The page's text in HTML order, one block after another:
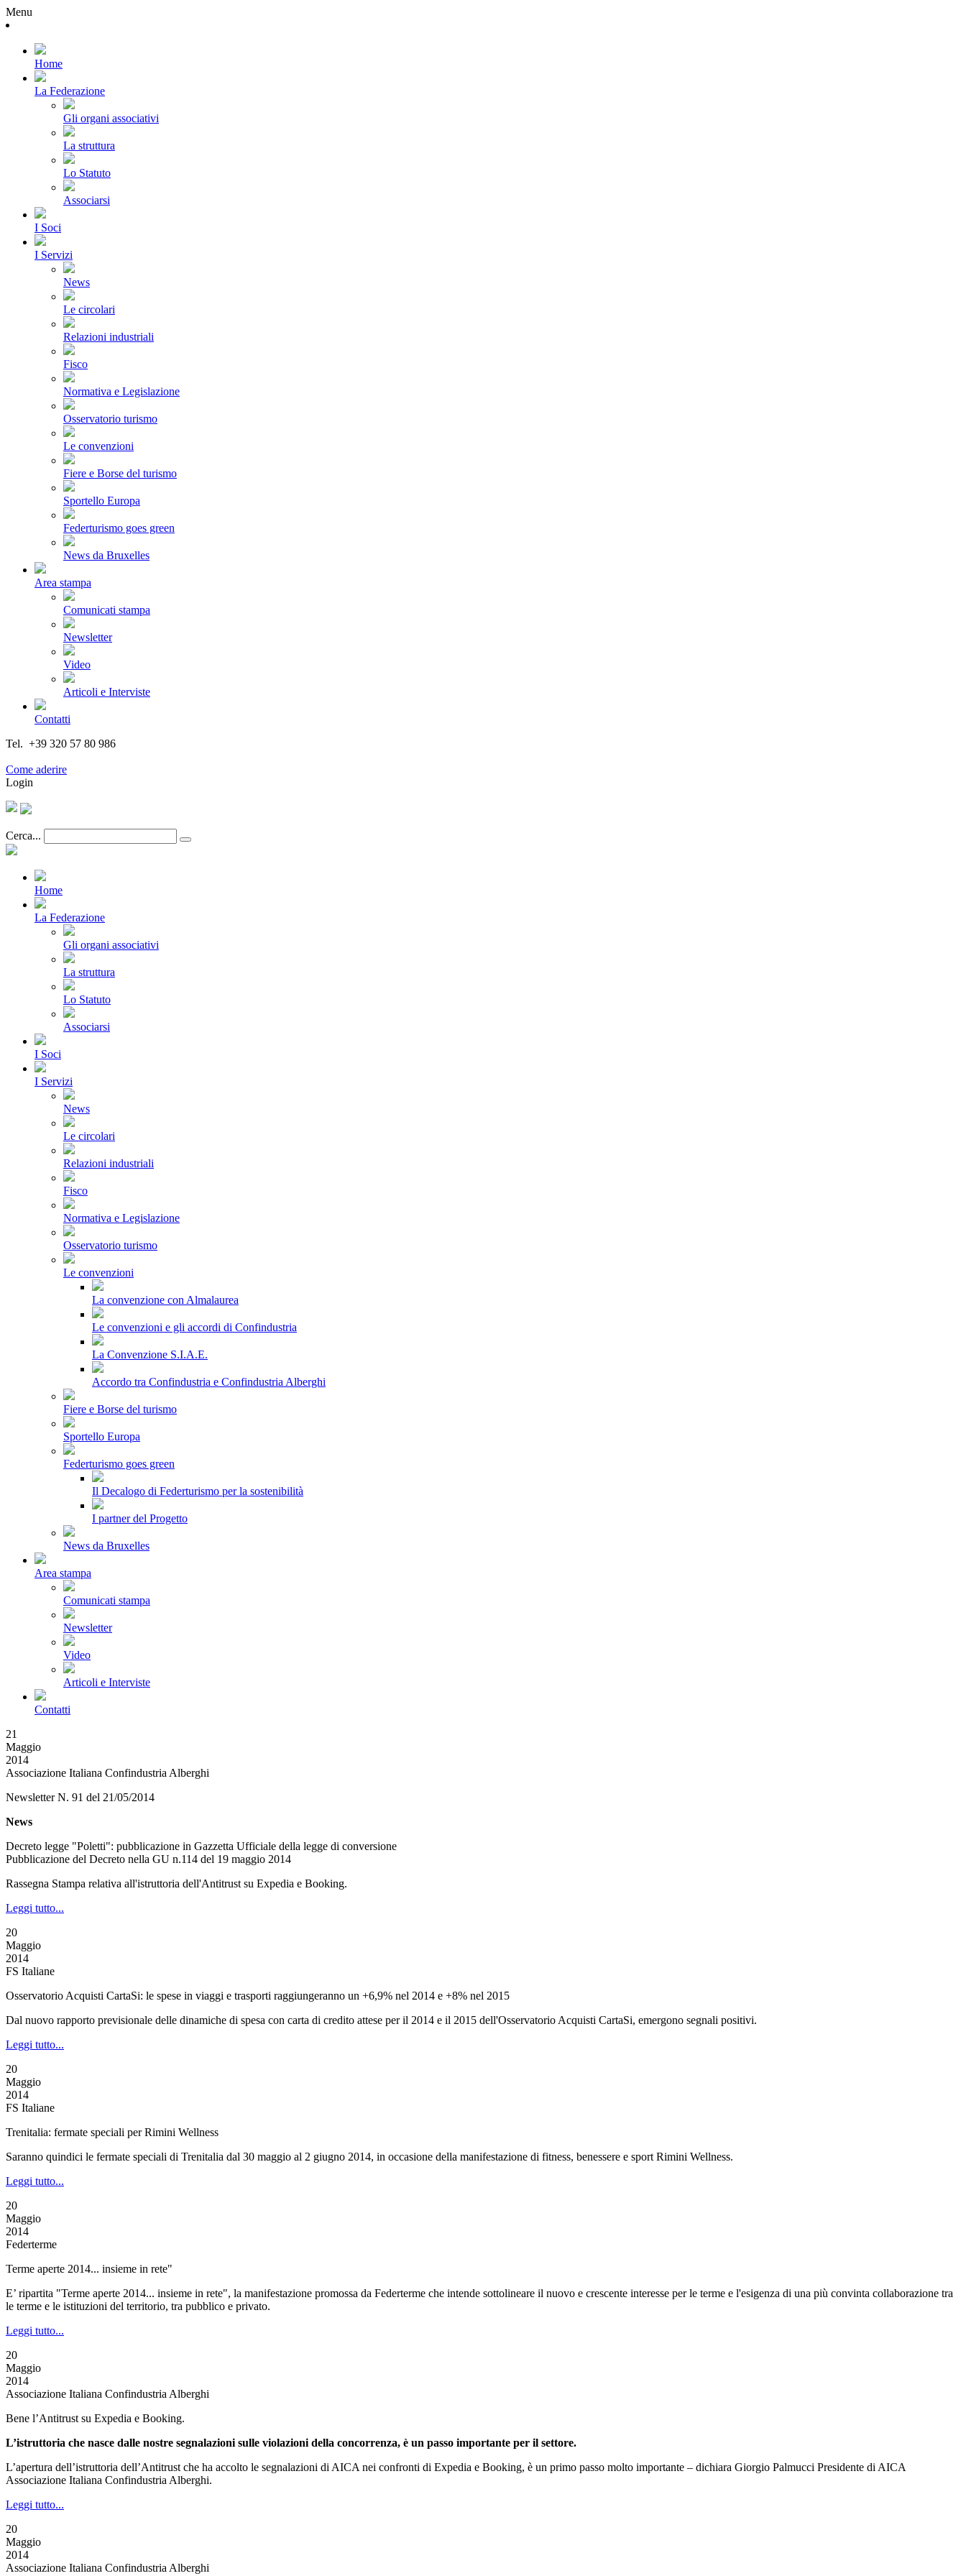
Menu
Home
La Federazione
Gli organi associativi
La struttura
Lo Statuto
Associarsi
I Soci
I Servizi
News
Le circolari
Relazioni industriali
Fisco
Normativa e Legislazione
Osservatorio turismo
Le convenzioni
Fiere e Borse del turismo
Sportello Europa
Federturismo goes green
News da Bruxelles
Area stampa
Comunicati stampa
Newsletter
Video
Articoli e Interviste
Contatti
Tel. +39 320 57 80 986
Come aderire
Login
Cerca...
Home
La Federazione
Gli organi associativi
La struttura
Lo Statuto
Associarsi
I Soci
I Servizi
News
Le circolari
Relazioni industriali
Fisco
Normativa e Legislazione
Osservatorio turismo
Le convenzioni
La convenzione con Almalaurea
Le convenzioni e gli accordi di Confindustria
La Convenzione S.I.A.E.
Accordo tra Confindustria e Confindustria Alberghi
Fiere e Borse del turismo
Sportello Europa
Federturismo goes green
Il Decalogo di Federturismo per la sostenibilità
I partner del Progetto
News da Bruxelles
Area stampa
Comunicati stampa
Newsletter
Video
Articoli e Interviste
Contatti
21
Maggio
2014
Associazione Italiana Confindustria Alberghi
Newsletter N. 91 del 21/05/2014
News
Decreto legge "Poletti": pubblicazione in Gazzetta Ufficiale della legge di conversione
Pubblicazione del Decreto nella GU n.114 del 19 maggio 2014
Rassegna Stampa relativa all'istruttoria dell'Antitrust su Expedia e Booking.
Leggi tutto...
20
Maggio
2014
FS Italiane
Osservatorio Acquisti CartaSi: le spese in viaggi e trasporti raggiungeranno un +6,9% nel 2014 e +8% nel 2015
Dal nuovo rapporto previsionale delle dinamiche di spesa con carta di credito attese per il 2014 e il 2015 dell'Osservatorio Acquisti CartaSi, emergono segnali positivi.
Leggi tutto...
20
Maggio
2014
FS Italiane
Trenitalia: fermate speciali per Rimini Wellness
Saranno quindici le fermate speciali di Trenitalia dal 30 maggio al 2 giugno 2014, in occasione della manifestazione di fitness, benessere e sport Rimini Wellness.
Leggi tutto...
20
Maggio
2014
Federterme
Terme aperte 2014... insieme in rete"
E’ ripartita "Terme aperte 2014... insieme in rete", la manifestazione promossa da Federterme che intende sottolineare il nuovo e crescente interesse per le terme e l'esigenza di una più convinta collaborazione tra
le terme e le istituzioni del territorio, tra pubblico e privato.
Leggi tutto...
20
Maggio
2014
Associazione Italiana Confindustria Alberghi
Bene l’Antitrust su Expedia e Booking.
L’istruttoria che nasce dalle nostre segnalazioni sulle violazioni della concorrenza, è un passo importante per il settore.
L’apertura dell’istruttoria dell’Antitrust che ha accolto le segnalazioni di AICA nei confronti di Expedia e Booking, è un primo passo molto importante – dichiara Giorgio Palmucci Presidente di AICA
Associazione Italiana Confindustria Alberghi.
Leggi tutto...
20
Maggio
2014
Associazione Italiana Confindustria Alberghi